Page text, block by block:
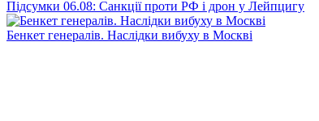
Підсумки 06.08: Санкції проти РФ і дрон у Лейпцигу
Бенкет генералів. Наслідки вибуху в Москві